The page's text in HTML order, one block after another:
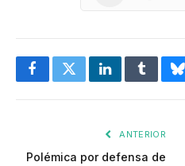
FacebookTwitterLinkedInTumblr
ANTERIOR
Polémica por defensa de